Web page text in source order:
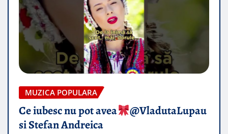
MUZICA POPULARA
Ce iubesc nu pot avea
​@VladutaLupau
si Stefan Andreica